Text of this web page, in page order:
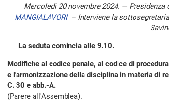
Mercoledì 20 novembre 2024. — Presidenza
MANGIALAVORI. – Interviene la
La seduta comincia alle 9.10.
Modifiche al codice penale, al codice di
e l'armonizzazione della disciplina in materia di
C. 30 e abb.-A.
(Parere all'Assemblea).